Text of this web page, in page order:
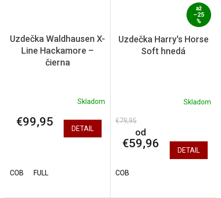
Uzdečka Waldhausen X-
Line Hackamore –
čierna
Skladom
€99,95 DETAIL
COB FULL
až
–25
%
Uzdečka Harry's Horse
Soft hnedá
Skladom
€79,95
od
€59,96 DETAIL
COB